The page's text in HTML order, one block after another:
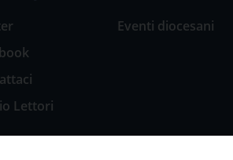
Lettori
Eventi diocesani